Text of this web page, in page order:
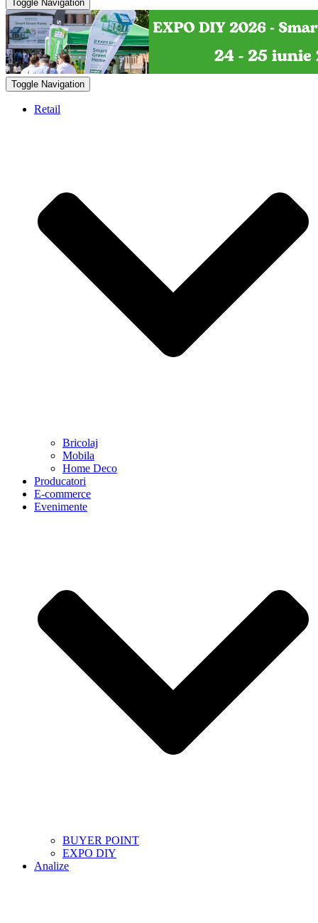
Toggle Navigation
Toggle Navigation
Retail
Bricolaj
Mobila
Home Deco
Producatori
E-commerce
Evenimente
BUYER POINT
EXPO DIY
Analize